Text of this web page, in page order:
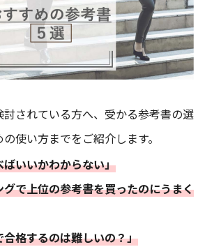
されている方へ、受かる参考書の選
使い方までをご紹介します。
いいかわからない」
で上位の参考書を買ったのにうまく
格するのは難しいの？」